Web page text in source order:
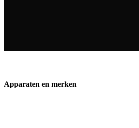
Apparaten en merken